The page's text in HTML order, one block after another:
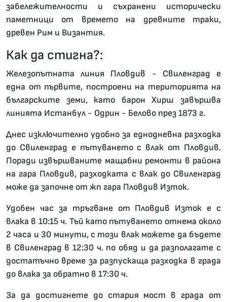
забележителности и съхранени исторически
паметници от времето на древните траки,
древен Рим и Византия.
Как да стигна?:
Железопътната линия Пловдив - Свиленград е
една от първите, построени на територията на
българските земи, като барон Хирш завършва
линията Истанбул - Одрин - Белово през 1873 г.
Днес изключително удобно за еднодневна разходка
до Свиленград е пътуването с влак от Пловдив.
Поради извършваните мащабни ремонти в района
на гара Пловдив, разходката с влак до Свиленград
може да започне от жп гара Пловдив Изток.
Удобен час за тръгване от Пловдив Изток е с
влака в 10:15 ч. Тъй като пътуването отнема около
2 часа и 30 минути, с този влак можете да бъдете
в Свиленград в 12:30 ч. по обяд и да разполагате с
достатъчно време за разпускаща разходка в града
до влака за обратно в 17:30 ч.
За да достигнете до стария мост в града от